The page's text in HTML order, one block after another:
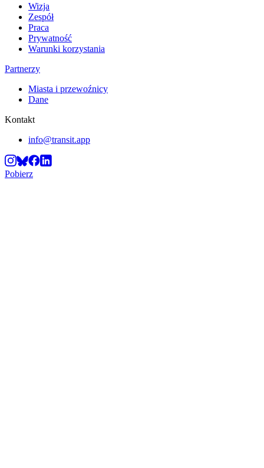
Wizja
Zespół
Praca
Prywatność
Warunki korzystania
Partnerzy
Miasta i przewoźnicy
Dane
Kontakt
info@transit.app
Pobierz